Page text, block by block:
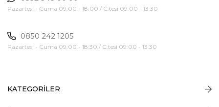
Pazartesi - Cuma 09:00 - 18:00 / C.tesi 09:00 - 13:30
0850 242 1205
Pazartesi - Cuma 09:00 - 18:30 / C.tesi 09:00 - 13:30
KATEGORİLER